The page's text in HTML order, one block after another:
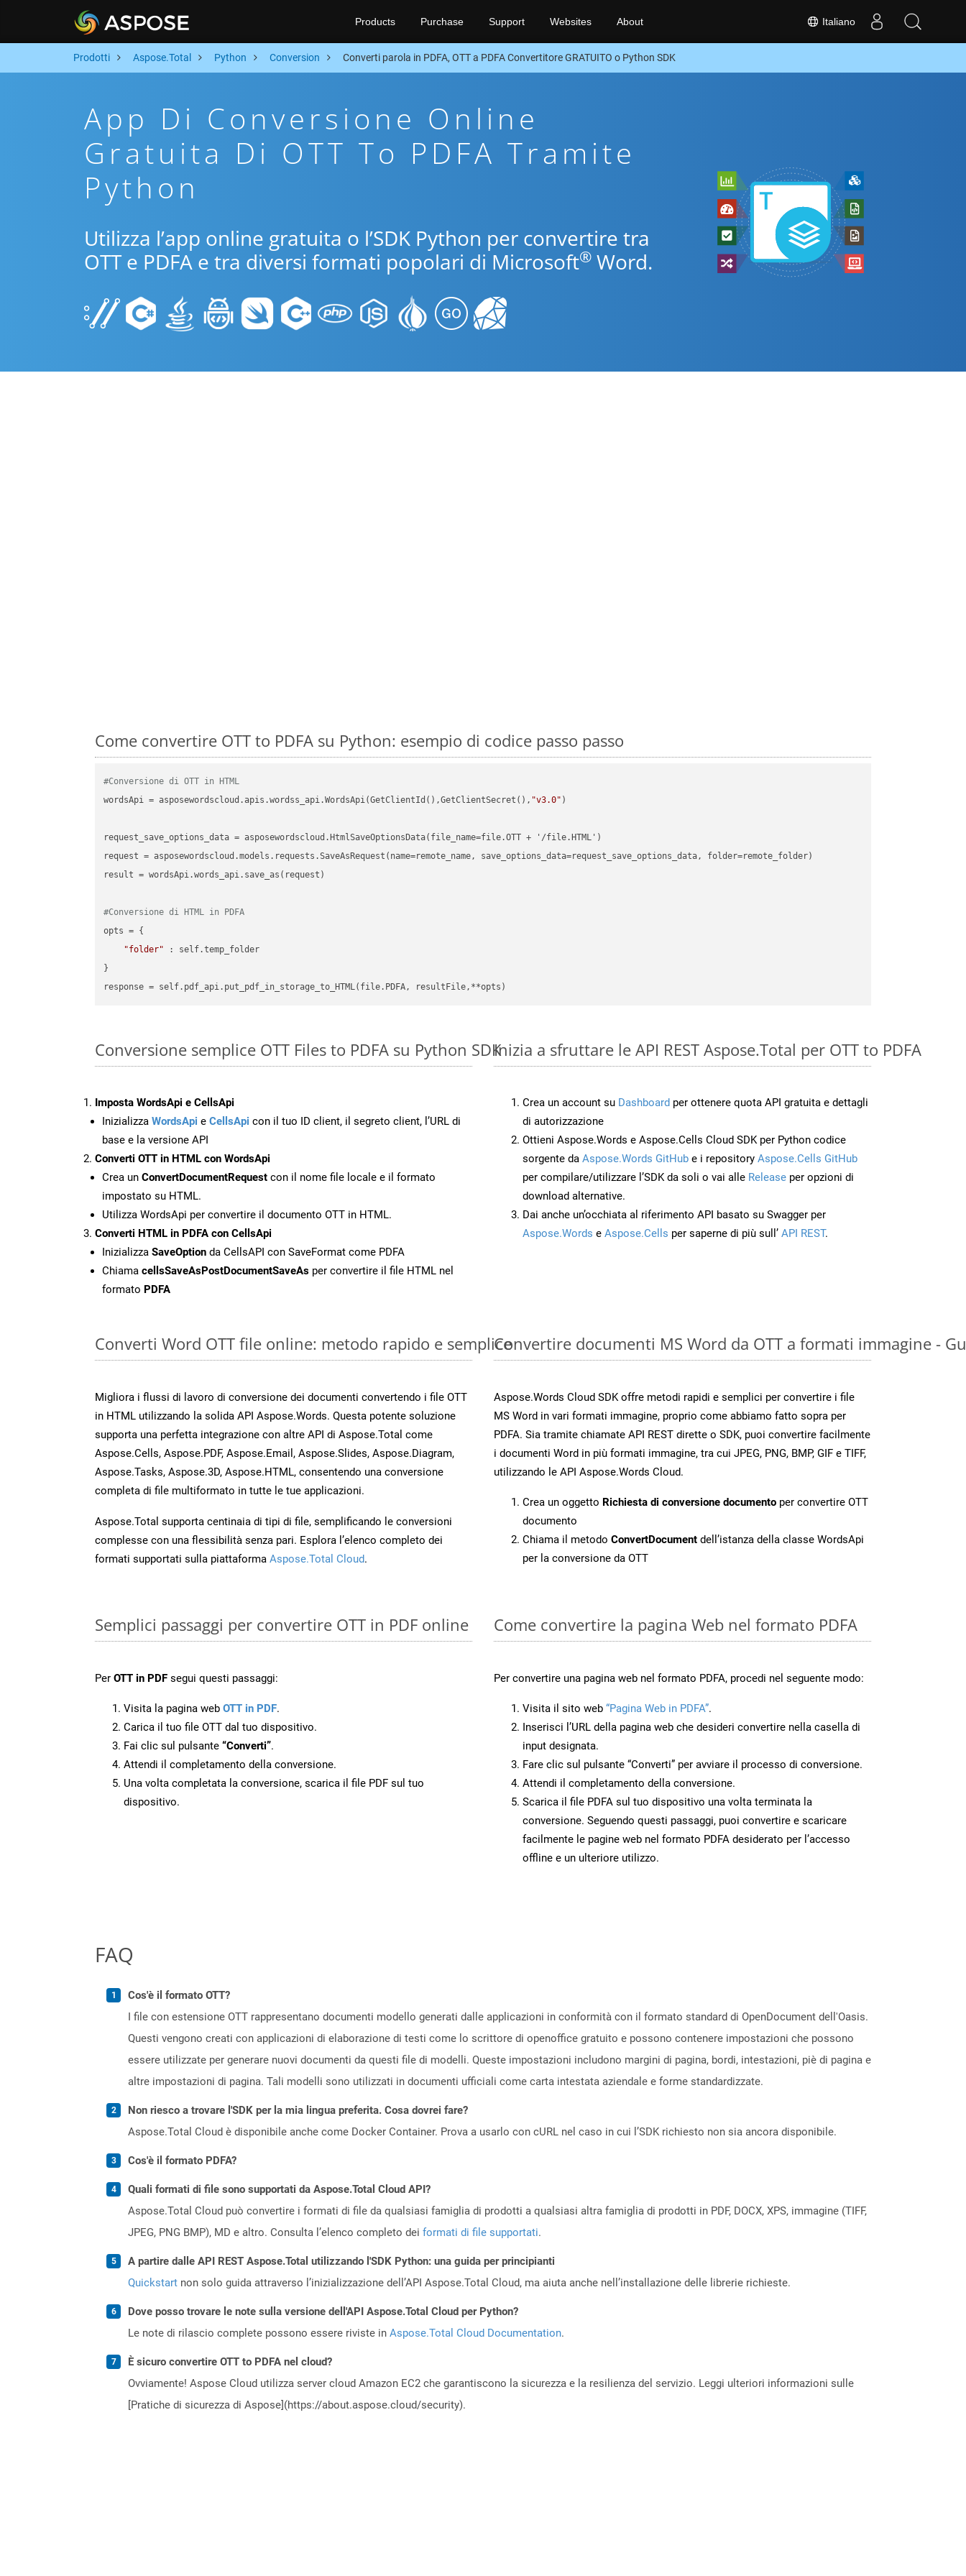
Italiano
Products Purchase Support Websites About
Prodotti Aspose.Total Python Conversion Converti parola in PDFA, OTT a PDFA Convertitore GRATUITO o Python SDK
App Di Conversione Online
Gratuita Di OTT To PDFA Tramite
Python
Utilizza l’app online gratuita o l’SDK Python per convertire tra
OTT e PDFA e tra diversi formati popolari di Microsoft® Word.
Come convertire OTT to PDFA su Python: esempio di codice passo passo
#Conversione di OTT in HTML
wordsApi = asposewordscloud.apis.wordss_api.WordsApi(GetClientId(),GetClientSecret(), "v3.0" )
request_save_options_data = asposewordscloud.HtmlSaveOptionsData(file_name=file.OTT + '/file.HTML')
request = asposewordscloud.models.requests.SaveAsRequest(name=remote_name, save_options_data=request_save_options_data, folder=remote_folder)
result = wordsApi.words_api.save_as(request)
#Conversione di HTML in PDFA
opts = {
"folder" : self.temp_folder
}
Conversione semplice OTT Files to PDFA su Python SDK
Imposta WordsApi e CellsApi
Inizializza WordsApi e CellsApi con il tuo ID client, il segreto client, l’URL di
base e la versione API
Converti OTT in HTML con WordsApi
Crea un ConvertDocumentRequest con il nome file locale e il formato
impostato su HTML.
Utilizza WordsApi per convertire il documento OTT in HTML.
Converti HTML in PDFA con CellsApi
Inizializza SaveOption da CellsAPI con SaveFormat come PDFA
Chiama cellsSaveAsPostDocumentSaveAs per convertire il file HTML nel
formato PDFA
Inizia a sfruttare le API REST Aspose.Total per OTT to PDFA
Crea un account su Dashboard per ottenere quota API gratuita e dettagli
di autorizzazione
Ottieni Aspose.Words e Aspose.Cells Cloud SDK per Python codice
sorgente da Aspose.Words GitHub e i repository Aspose.Cells GitHub
per compilare/utilizzare l’SDK da soli o vai alle Release per opzioni di
download alternative.
Dai anche un’occhiata al riferimento API basato su Swagger per
Aspose.Words e Aspose.Cells per saperne di più sull’ API REST.
Converti Word OTT file online: metodo rapido e semplice
Migliora i flussi di lavoro di conversione dei documenti convertendo i file OTT
in HTML utilizzando la solida API Aspose.Words. Questa potente soluzione
supporta una perfetta integrazione con altre API di Aspose.Total come
Aspose.Cells, Aspose.PDF, Aspose.Email, Aspose.Slides, Aspose.Diagram,
Aspose.Tasks, Aspose.3D, Aspose.HTML, consentendo una conversione
completa di file multiformato in tutte le tue applicazioni.
Aspose.Total supporta centinaia di tipi di file, semplificando le conversioni
complesse con una flessibilità senza pari. Esplora l’elenco completo dei
formati supportati sulla piattaforma Aspose.Total Cloud.
Convertire documenti MS Word da OTT a formati immagine -
Aspose.Words Cloud SDK offre metodi rapidi e semplici per convertire i file
MS Word in vari formati immagine, proprio come abbiamo fatto sopra per
PDFA. Sia tramite chiamate API REST dirette o SDK, puoi convertire facilmente
i documenti Word in più formati immagine, tra cui JPEG, PNG, BMP, GIF e TIFF,
utilizzando le API Aspose.Words Cloud.
Crea un oggetto Richiesta di conversione documento per convertire OTT
documento
Chiama il metodo ConvertDocument dell’istanza della classe WordsApi
per la conversione da OTT
Semplici passaggi per convertire OTT in PDF online
Per OTT in PDF segui questi passaggi:
Visita la pagina web OTT in PDF.
Carica il tuo file OTT dal tuo dispositivo.
Fai clic sul pulsante “Converti”.
Attendi il completamento della conversione.
Una volta completata la conversione, scarica il file PDF sul tuo
dispositivo.
Come convertire la pagina Web nel formato PDFA
Per convertire una pagina web nel formato PDFA, procedi nel seguente modo:
Visita il sito web “Pagina Web in PDFA”.
Inserisci l’URL della pagina web che desideri convertire nella casella di
input designata.
Fare clic sul pulsante “Converti” per avviare il processo di conversione.
Attendi il completamento della conversione.
Scarica il file PDFA sul tuo dispositivo una volta terminata la
conversione. Seguendo questi passaggi, puoi convertire e scaricare
facilmente le pagine web nel formato PDFA desiderato per l’accesso
offline e un ulteriore utilizzo.
FAQ
Cos'è il formato OTT?
I file con estensione OTT rappresentano documenti modello generati dalle applicazioni in conformità con il formato standard di OpenDocument dell'Oasis.
Questi vengono creati con applicazioni di elaborazione di testi come lo scrittore di openoffice gratuito e possono contenere impostazioni che possono
essere utilizzate per generare nuovi documenti da questi file di modelli. Queste impostazioni includono margini di pagina, bordi, intestazioni, piè di pagina e
altre impostazioni di pagina. Tali modelli sono utilizzati in documenti ufficiali come carta intestata aziendale e forme standardizzate.
Non riesco a trovare l'SDK per la mia lingua preferita. Cosa dovrei fare?
Aspose.Total Cloud è disponibile anche come Docker Container. Prova a usarlo con cURL nel caso in cui l’SDK richiesto non sia ancora disponibile.
Cos'è il formato PDFA?
Quali formati di file sono supportati da Aspose.Total Cloud API?
Aspose.Total Cloud può convertire i formati di file da qualsiasi famiglia di prodotti a qualsiasi altra famiglia di prodotti in PDF, DOCX, XPS, immagine (TIFF,
JPEG, PNG BMP), MD e altro. Consulta l’elenco completo dei formati di file supportati.
A partire dalle API REST Aspose.Total utilizzando l'SDK Python: una guida per principianti
Quickstart non solo guida attraverso l’inizializzazione dell’API Aspose.Total Cloud, ma aiuta anche nell’installazione delle librerie richieste.
Dove posso trovare le note sulla versione dell'API Aspose.Total Cloud per Python?
Le note di rilascio complete possono essere riviste in Aspose.Total Cloud Documentation.
È sicuro convertire OTT to PDFA nel cloud?
Ovviamente! Aspose Cloud utilizza server cloud Amazon EC2 che garantiscono la sicurezza e la resilienza del servizio. Leggi ulteriori informazioni sulle
[Pratiche di sicurezza di Aspose](https://about.aspose.cloud/security).